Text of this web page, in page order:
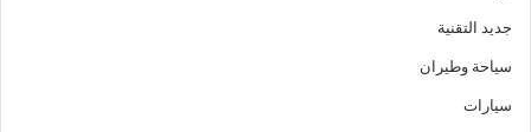
جديد التقنية
سياحة وطيران
سيارات